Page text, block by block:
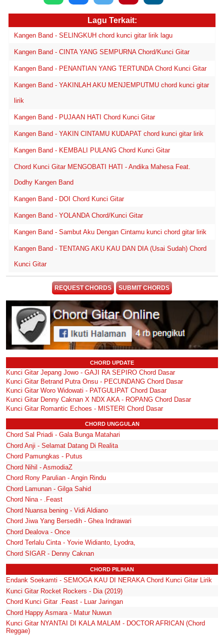
Lagu Terkait:
Kangen Band - SELINGKUH chord kunci gitar lirik lagu
Kangen Band - CINTA YANG SEMPURNA Chord/Kunci Gitar
Kangen Band - PENANTIAN YANG TERTUNDA Chord Kunci Gitar
Kangen Band - YAKINLAH AKU MENJEMPUTMU chord kunci gitar
lirik
Kangen Band - PUJAAN HATI Chord Kunci Gitar
Kangen Band - YAKIN CINTAMU KUDAPAT chord kunci gitar lirik
Kangen Band - KEMBALI PULANG Chord Kunci Gitar
Chord Kunci Gitar MENGOBATI HATI - Andika Mahesa Feat.
Dodhy Kangen Band
Kangen Band - DOI Chord Kunci Gitar
Kangen Band - YOLANDA Chord/Kunci Gitar
Kangen Band - Sambut Aku Dengan Cintamu kunci chord gitar lirik
Kangen Band - TENTANG AKU KAU DAN DIA (Usai Sudah) Chord
Kunci Gitar
REQUEST CHORDS SUBMIT CHORDS
CHORD UPDATE
Kunci Gitar Jepang Jowo - GAJI RA SEPIRO Chord Dasar
Kunci Gitar Betrand Putra Onsu - PECUNDANG Chord Dasar
Kunci Gitar Woro Widowati - PATGULIPAT Chord Dasar
Kunci Gitar Denny Caknan X NDX AKA - ROPANG Chord Dasar
Kunci Gitar Romantic Echoes - MISTERI Chord Dasar
CHORD UNGGULAN
Chord Sal Priadi - Gala Bunga Matahari
Chord Anji - Selamat Datang Di Realita
Chord Pamungkas - Putus
Chord Nihil - AsmodiaZ
Chord Rony Parulian - Angin Rindu
Chord Lamunan - Gilga Sahid
Chord Nina - .Feast
Chord Nuansa bening - Vidi Aldiano
Chord Jiwa Yang Bersedih - Ghea Indrawari
Chord Dealova - Once
Chord Terlalu Cinta - Yovie Widianto, Lyodra,
Chord SIGAR - Denny Caknan
CHORD PILIHAN
Endank Soekamti - SEMOGA KAU DI NERAKA Chord Kunci Gitar Lirik
Kunci Gitar Rocket Rockers - Dia (2019)
Chord Kunci Gitar .Feast - Luar Jaringan
Chord Happy Asmara - Matur Nuwun
Kunci Gitar NYANTAI DI KALA MALAM - DOCTOR AFRICAN (Chord
Reggae)